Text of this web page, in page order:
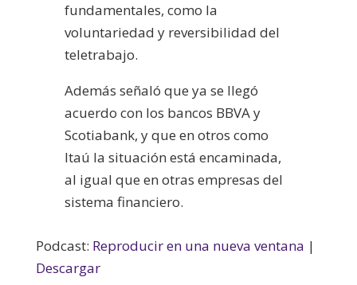
fundamentales, como la
voluntariedad y reversibilidad del
teletrabajo.
Además señaló que ya se llegó
acuerdo con los bancos BBVA y
Scotiabank, y que en otros como
Itaú la situación está encaminada,
al igual que en otras empresas del
sistema financiero.
Podcast: Reproducir en una nueva ventana |
Descargar